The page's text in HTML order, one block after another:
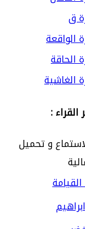
ق
الواقعة
الحاقة
الغاشية
:
و تحميل